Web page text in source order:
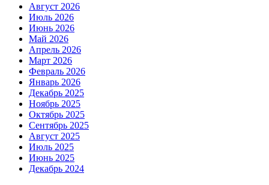
Август 2026
Июль 2026
Июнь 2026
Май 2026
Апрель 2026
Март 2026
Февраль 2026
Январь 2026
Декабрь 2025
Ноябрь 2025
Октябрь 2025
Сентябрь 2025
Август 2025
Июль 2025
Июнь 2025
Декабрь 2024